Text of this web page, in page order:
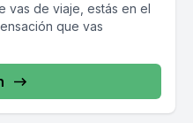
vas de viaje, estás en el
que vas